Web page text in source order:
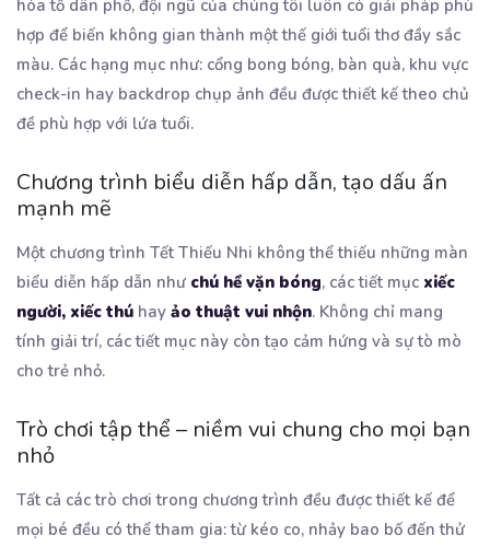
hóa tổ dân phố, đội ngũ của chúng tôi luôn có giải pháp phù
hợp để biến không gian thành một thế giới tuổi thơ đầy sắc
màu. Các hạng mục như: cổng bong bóng, bàn quà, khu vực
check-in hay backdrop chụp ảnh đều được thiết kế theo chủ
đề phù hợp với lứa tuổi.
Chương trình biểu diễn hấp dẫn, tạo dấu ấn
mạnh mẽ
Một chương trình Tết Thiếu Nhi không thể thiếu những màn
biểu diễn hấp dẫn như chú hề vặn bóng, các tiết mục xiếc
người, xiếc thú hay ảo thuật vui nhộn. Không chỉ mang
tính giải trí, các tiết mục này còn tạo cảm hứng và sự tò mò
cho trẻ nhỏ.
Trò chơi tập thể – niềm vui chung cho mọi bạn
nhỏ
Tất cả các trò chơi trong chương trình đều được thiết kế để
mọi bé đều có thể tham gia: từ kéo co, nhảy bao bố đến thử